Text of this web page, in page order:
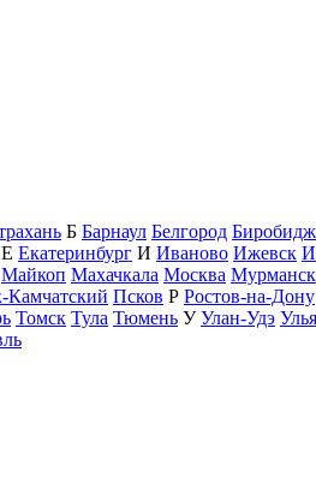
Б Барнаул Белгород
Е Екатеринбург И Иваново Ижевск
Майкоп Махачкала Москва Мурманск
Камчатский Псков Р Ростов-на-Дону
Томск Тула Тюмень У Улан-Удэ